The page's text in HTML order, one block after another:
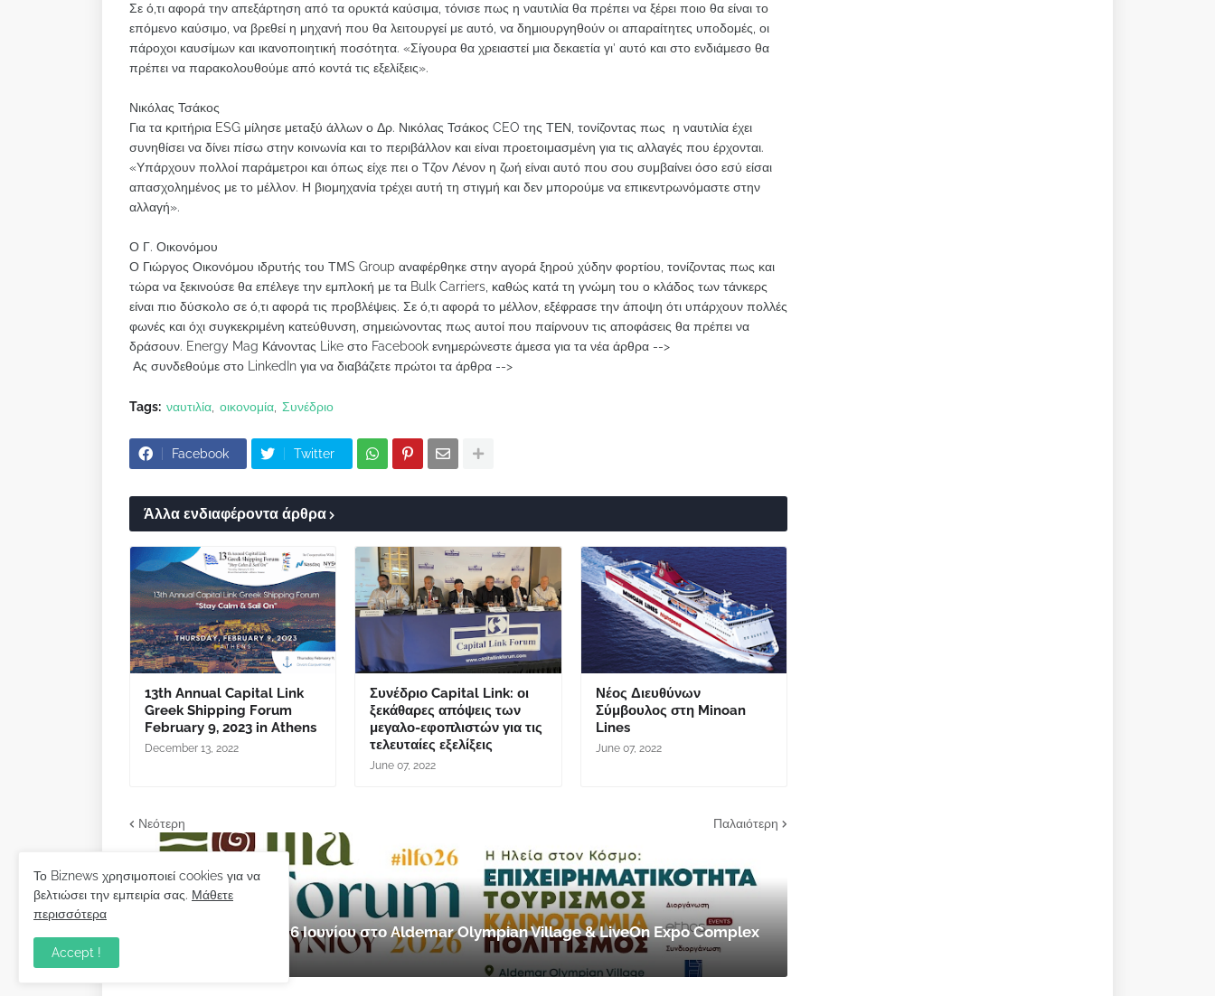
Σε ό,τι αφορά την απεξάρτηση από τα ορυκτά καύσιμα, τόνισε πως η ναυτιλία θα πρέπει να ξέρει ποιο θα είναι το
επόμενο καύσιμο, να βρεθεί η μηχανή που θα λειτουργεί με αυτό, να δημιουργηθούν οι απαραίτητες υποδομές, οι
πάροχοι καυσίμων και ικανοποιητική ποσότητα. «Σίγουρα θα χρειαστεί μια δεκαετία γι’ αυτό και στο ενδιάμεσο θα
πρέπει να παρακολουθούμε από κοντά τις εξελίξεις».
Νικόλας Τσάκος
Για τα κριτήρια ESG μίλησε μεταξύ άλλων ο Δρ. Νικόλας Τσάκος CEO της ΤΕΝ, τονίζοντας πως η ναυτιλία έχει
συνηθίσει να δίνει πίσω στην κοινωνία και το περιβάλλον και είναι προετοιμασμένη για τις αλλαγές που έρχονται.
«Υπάρχουν πολλοί παράμετροι και όπως είχε πει ο Τζον Λένον η ζωή είναι αυτό που σου συμβαίνει όσο εσύ είσαι
απασχολημένος με το μέλλον. Η βιομηχανία τρέχει αυτή τη στιγμή και δεν μπορούμε να επικεντρωνόμαστε στην
αλλαγή».
Ο Γ. Οικονόμου
Ο Γιώργος Οικονόμου ιδρυτής του ΤΜS Group αναφέρθηκε στην αγορά ξηρού χύδην φορτίου, τονίζοντας πως και
τώρα να ξεκινούσε θα επέλεγε την εμπλοκή με τα Bulk Carriers, καθώς κατά τη γνώμη του ο κλάδος των τάνκερς
είναι πιο δύσκολο σε ό,τι αφορά τις προβλέψεις. Σε ό,τι αφορά το μέλλον, εξέφρασε την άποψη ότι υπάρχουν πολλές
φωνές και όχι συγκεκριμένη κατεύθυνση, σημειώνοντας πως αυτοί που παίρνουν τις αποφάσεις θα πρέπει να
δράσουν. Energy Mag Κάνοντας Like στο Facebook ενημερώνεστε άμεσα για τα νέα άρθρα -->
Ας συνδεθούμε στο LinkedIn για να διαβάζετε πρώτοι τα άρθρα -->
Tags: ναυτιλία οικονομία Συνέδριο
Facebook Twitter
Άλλα ενδιαφέροντα άρθρα
13th Annual Capital Link
Greek Shipping Forum
February 9, 2023 in Athens
December 13, 2022
Συνέδριο Capital Link: οι
ξεκάθαρες απόψεις των
μεγαλο-εφοπλιστών για τις
τελευταίες εξελίξεις
June 07, 2022
Νέος Διευθύνων
Σύμβουλος στη Minoan
Lines
June 07, 2022
Νεότερη Παλαιότερη
εκδήλωση
Ilia Forum 2026: 5 & 6 Ιουνίου στο Aldemar Olympian Village & LiveOn Expo Complex
Το Biznews χρησιμοποιεί cookies για να
βελτιώσει την εμπειρία σας. Μάθετε
περισσότερα
Accept !